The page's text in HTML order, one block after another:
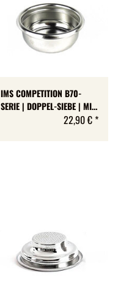
IMS COMPETITION B70-
SERIE | DOPPEL-SIEBE | MIT
SPEZIAL-LOCHUNG FÜR
22,90 € *